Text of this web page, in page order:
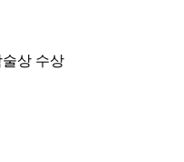
상 수상